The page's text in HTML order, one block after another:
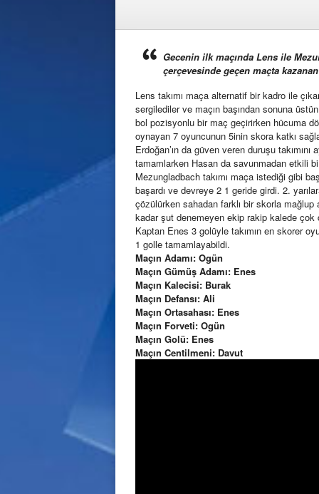
Gecenin ilk maçında Lens ile
çerçevesinde geçen maçta
Lens takımı maça alternatif bir kadro ile
sergilediler ve maçın başından sonuna
bol pozisyonlu bir maç geçirirken hücuma
oynayan 7 oyuncunun 5inin skora katkı
Erdoğan’ın da güven veren duruşu
tamamlarken Hasan da savunmadan etkili
Mezungladbach takımı maça istediği gibi
başardı ve devreye 2 1 geride girdi. 2.
çözülürken sahadan farklı bir skorla mağlup
kadar şut denemeyen ekip rakip kalede çok
Kaptan Enes 3 golüyle takımın en skorer
1 golle tamamlayabildi.
Maçın Adamı: Ogün
Maçın Gümüş Adamı: Enes
Maçın Kalecisi: Burak
Maçın Defansı: Ali
Maçın Ortasahası: Enes
Maçın Forveti: Ogün
Maçın Golü: Enes
Maçın Centilmeni: Davut